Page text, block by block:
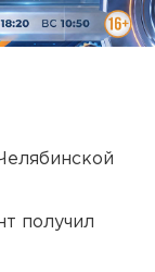
получил